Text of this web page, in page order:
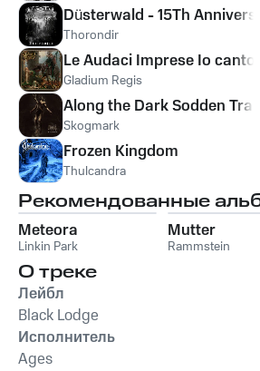
Düsterwald - 15Th
Thorondir
Le Audaci Imprese Io canto
Gladium Regis
Along the Dark Sodden Trails
Skogmark
Frozen Kingdom
Thulcandra
Рекомендованные
Meteora
Linkin Park
Mutter
Rammstein
О треке
Лейбл
Black Lodge
Исполнитель
Ages